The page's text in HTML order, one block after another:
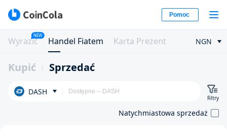
Pomoc
Wyrazić
NEW
Handel Fiatem Karta Prezent NGN
Kupić Sprzedać
DASH
Filtry
Natychmiastowa sprzedaż